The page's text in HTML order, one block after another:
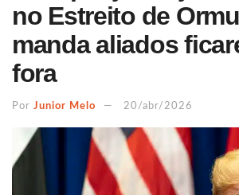
no Estreito de
manda aliados
fora
Por Junior Melo 20/abr/2026